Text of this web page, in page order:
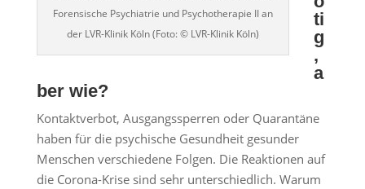
Forensische Psychiatrie und Psychotherapie II an
der LVR-Klinik Köln (Foto: © LVR-Klinik Köln)
ti
g
,
a
ber wie?
Kontaktverbot, Ausgangssperren oder Quarantäne
haben für die psychische Gesundheit gesunder
Menschen verschiedene Folgen. Die Reaktionen auf
die Corona-Krise sind sehr unterschiedlich. Warum